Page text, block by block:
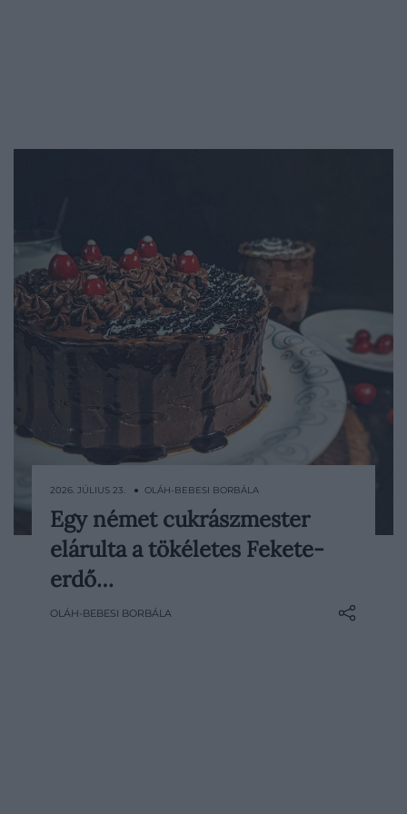
Kevés sütemény néz ki olyan
ünnepélyesen, mint a Fekete-erdő torta:
magas csokoládés piskótarétegek,
rengeteg csokoládéforgács kerül
2026. JÚLIUS 23. ● OLÁH-BEBESI BORBÁLA
Egy német cukrászmester
elárulta a tökéletes Fekete-
erdő…
OLÁH-BEBESI BORBÁLA